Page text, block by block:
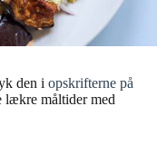
den i opskrifterne på
lækre måltider med